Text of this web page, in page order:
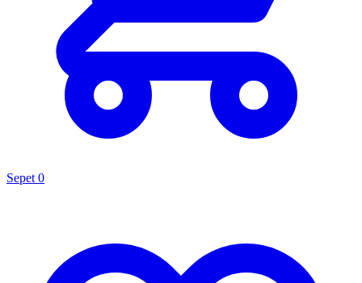
Sepet 0